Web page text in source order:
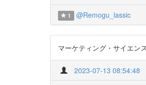
1 @Remogu_lassic
マーケティング・サイエン
2023-07-13 08:54:48